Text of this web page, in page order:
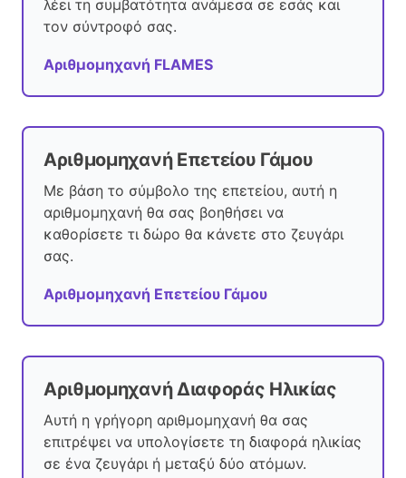
λέει τη συμβατότητα ανάμεσα σε εσάς και
τον σύντροφό σας.
Αριθμομηχανή FLAMES
Αριθμομηχανή Επετείου Γάμου
Με βάση το σύμβολο της επετείου, αυτή η
αριθμομηχανή θα σας βοηθήσει να
καθορίσετε τι δώρο θα κάνετε στο ζευγάρι
σας.
Αριθμομηχανή Επετείου Γάμου
Αριθμομηχανή Διαφοράς Ηλικίας
Αυτή η γρήγορη αριθμομηχανή θα σας
επιτρέψει να υπολογίσετε τη διαφορά ηλικίας
σε ένα ζευγάρι ή μεταξύ δύο ατόμων.